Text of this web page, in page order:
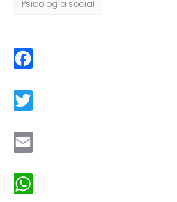
Psicologia social